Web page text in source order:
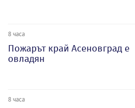
8 часа
Пожарът край Асеновград е
овладян
8 часа